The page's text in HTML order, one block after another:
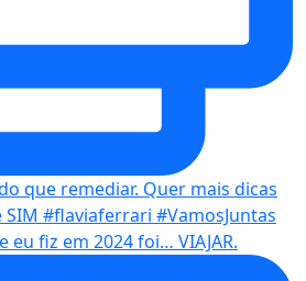
eu fiz em 2024 foi… VIAJAR.